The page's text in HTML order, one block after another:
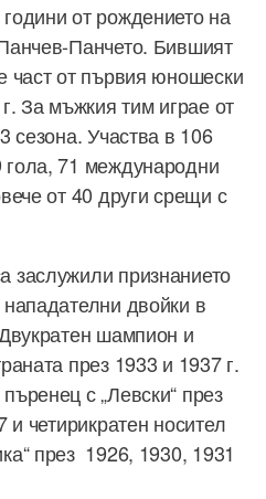
от рождението на
Панчето. Бившият
част от първия юношески
За мъжкия тим играе от
сезона. Участва в 106
71 международни
от 40 други срещи с
признанието
двойки в
шампион и
през 1933 и 1937 г.
с „Левски“ през
четирикратен носител
през 1926, 1930, 1931